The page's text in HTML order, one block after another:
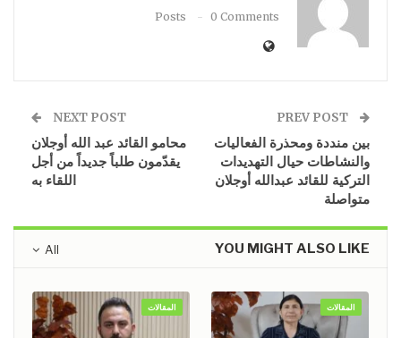
Posts
0 Comments
بين منددة ومحذرة الفعاليات
والنشاطات حيال التهديدات
التركية للقائد عبدالله أوجلان
متواصلة
NEXT POST
محامو القائد عبد الله أوجلان
يقدّمون طلباً جديداً من أجل
اللقاء به
All YOU MIGHT ALSO LIKE
المقالات المقالات